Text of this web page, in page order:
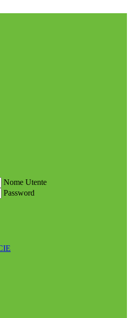
Nome Utente
Password